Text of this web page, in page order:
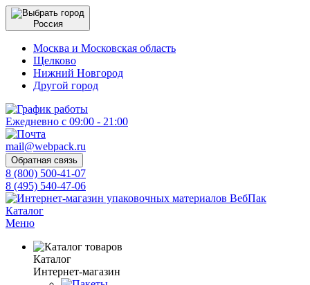
Россия
Москва и Московская область
Щелково
Нижний Новгород
Другой город
Ежедневно с 09:00 - 21:00
mail@webpack.ru
Обратная связь
8 (800) 500-41-07
8 (495) 540-47-06
Каталог
Меню
Каталог
Интернет-магазин